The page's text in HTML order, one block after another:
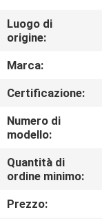
NOI
GIRO
DELLA
FABBRICA
DI
QUALITÀ
Luogo di
origine:
Marca:
Certificazione:
Numero di
modello:
Quantità di
ordine minimo:
Prezzo: